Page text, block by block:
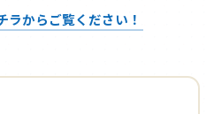
からご覧ください！